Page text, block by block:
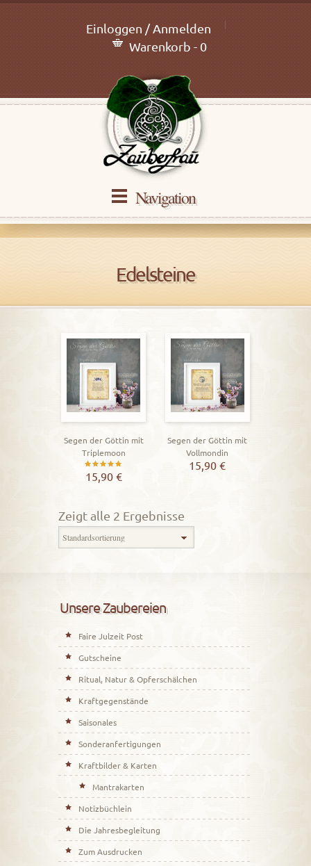
Einloggen / Anmelden
Warenkorb - 0
Navigation
Edelsteine
Segen der Göttin mit
Triplemoon
Bewertet
5.00
von 5
15,90 €
Segen der Göttin mit
Vollmondin
15,90€
Zeigt alle 2 Ergebnisse
Unsere Zaubereien
Faire Julzeit Post
Gutscheine
Ritual, Natur & Opferschälchen
Kraftgegenstände
Saisonales
Sonderanfertigungen
Kraftbilder & Karten
Mantrakarten
Notizbüchlein
Die Jahresbegleitung
Zum Ausdrucken